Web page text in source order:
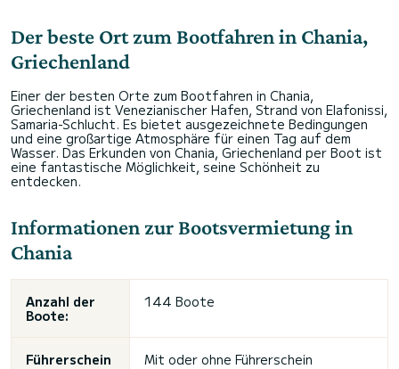
Der beste Ort zum Bootfahren in Chania,
Griechenland
Einer der besten Orte zum Bootfahren in Chania,
Griechenland ist Venezianischer Hafen, Strand von Elafonissi,
Samaria-Schlucht. Es bietet ausgezeichnete Bedingungen
und eine großartige Atmosphäre für einen Tag auf dem
Wasser. Das Erkunden von Chania, Griechenland per Boot ist
eine fantastische Möglichkeit, seine Schönheit zu
entdecken.
Informationen zur Bootsvermietung in
Chania
Anzahl der
Boote:
144 Boote
Führerschein Mit oder ohne Führerschein